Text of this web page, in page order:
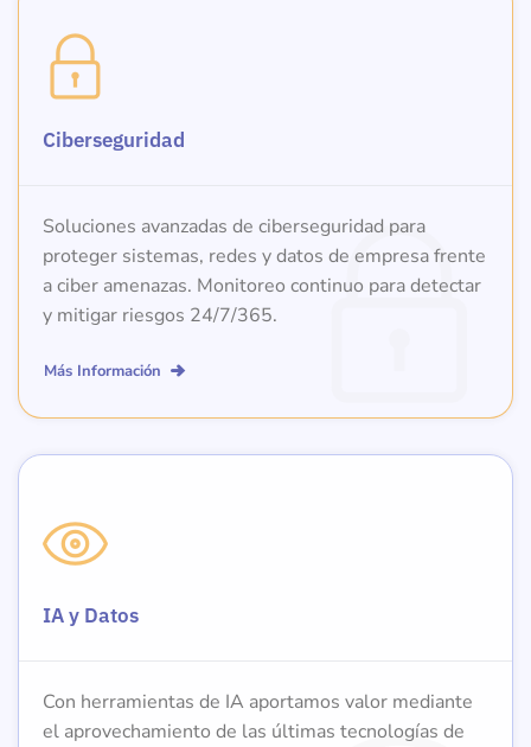
Ciberseguridad
Soluciones avanzadas de ciberseguridad para
proteger sistemas, redes y datos de empresa frente
a ciber amenazas. Monitoreo continuo para detectar
y mitigar riesgos 24/7/365.
Más Información
IA y Datos
Con herramientas de IA aportamos valor mediante
el aprovechamiento de las últimas tecnologías de